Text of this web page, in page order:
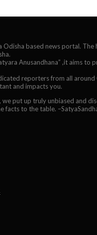
Odisha based news portal. The
Anusandhana” ,it aims to
reporters from all around
and impacts you.
we put up truly unbiased and
facts to the table.